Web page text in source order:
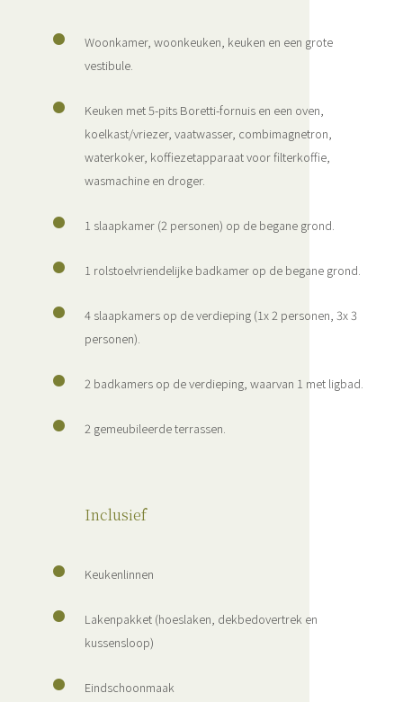
Woonkamer, woonkeuken, keuken en een grote
vestibule.
Keuken met 5-pits Boretti-fornuis en een oven,
koelkast/vriezer, vaatwasser, combimagnetron,
waterkoker, koffiezetapparaat voor filterkoffie,
wasmachine en droger.
1 slaapkamer (2 personen) op de begane grond.
1 rolstoelvriendelijke badkamer op de begane grond.
4 slaapkamers op de verdieping (1x 2 personen, 3x 3
personen).
2 badkamers op de verdieping, waarvan 1 met ligbad.
2 gemeubileerde terrassen.
Inclusief
Keukenlinnen
Lakenpakket (hoeslaken, dekbedovertrek en
kussensloop)
Eindschoonmaak